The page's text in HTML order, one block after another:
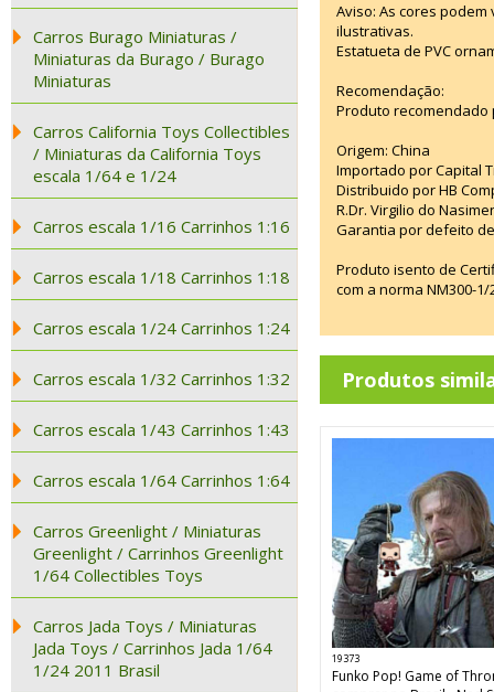
Carros Burago Miniaturas /
Miniaturas da Burago / Burago
Miniaturas
Carros California Toys Collectibles
/ Miniaturas da California Toys
escala 1/64 e 1/24
Carros escala 1/16 Carrinhos 1:16
Carros escala 1/18 Carrinhos 1:18
Carros escala 1/24 Carrinhos 1:24
Carros escala 1/32 Carrinhos 1:32
Carros escala 1/43 Carrinhos 1:43
Carros escala 1/64 Carrinhos 1:64
Carros Greenlight / Miniaturas
Greenlight / Carrinhos Greenlight
1/64 Collectibles Toys
Carros Jada Toys / Miniaturas
Jada Toys / Carrinhos Jada 1/64
1/24 2011 Brasil
Aviso: As cores
ilustrativas.
Estatueta de PVC
Recomendação:
Produto recomendado
Origem: China
Importado por Capital
Distribuido por HB
R.Dr. Virgilio do
Garantia por defeito
Produto isento de
com a norma NM300-
Produtos
19373
Funko Pop! Game of